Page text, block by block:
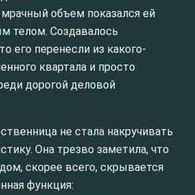
объем показался ей
телом. Создавалось
его перенесли из какого-
квартала и просто
дорогой деловой
не стала накручивать
Она трезво заметила, что
скорее всего, скрывается
функция: